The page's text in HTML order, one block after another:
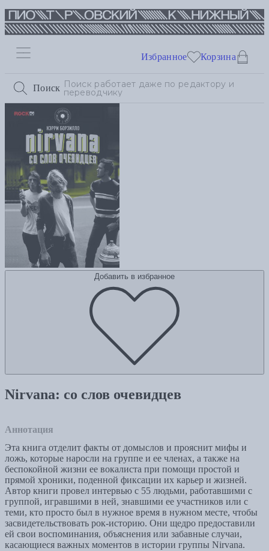
Поиск
Избранное Корзина
Добавить в избранное
Nirvana: со слов очевидцев
Аннотация
Эта книга отделит факты от домыслов и прояснит мифы и
ложь, которые наросли на группе и ее членах, а также на
беспокойной жизни ее вокалиста при помощи простой и
прямой хроники, поденной фиксации их карьер и жизней.
Автор книги провел интервью с 55 людьми, работавшими с
группой, игравшими в ней, знавшими ее участников или с
теми, кто просто был в нужное время в нужном месте, чтобы
засвидетельствовать рок-историю. Они щедро предоставили
ей свои воспоминания, объяснения или забавные случаи,
касающиеся важных моментов в истории группы Nirvana.